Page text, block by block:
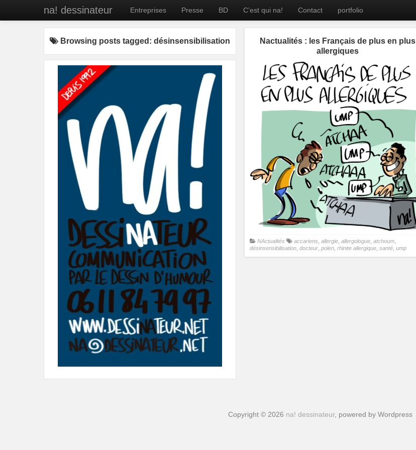
na! dessinateur Entreprises Presse BD C’est qui na! Contact portfolio
Browsing posts tagged: désinsensibilisation
Nactualités : les Français de plus en plus
allergiques
NActualités accariens allergie allergologue atchoum
désinsensibilisation docteur polen rhinite allergique santé ump
Copyright © 2026 na! dessinateur, powered by Wordpress